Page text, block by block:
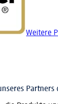
Weitere
Partners